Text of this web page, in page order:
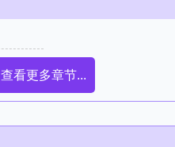
查看更多章节...